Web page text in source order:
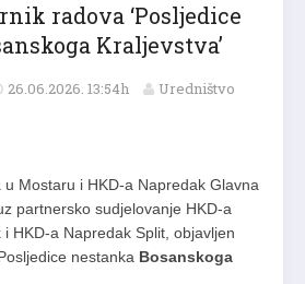
radova ‘Posljedice
Kraljevstva’
26.06.2026. 13:54h Uredništvo
u Mostaru i HKD-a Napredak Glavna
partnersko sudjelovanje HKD-a
HKD-a Napredak Split, objavljen
nestanka Bosanskoga